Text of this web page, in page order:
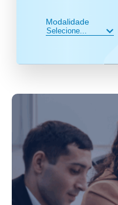
Modalidade